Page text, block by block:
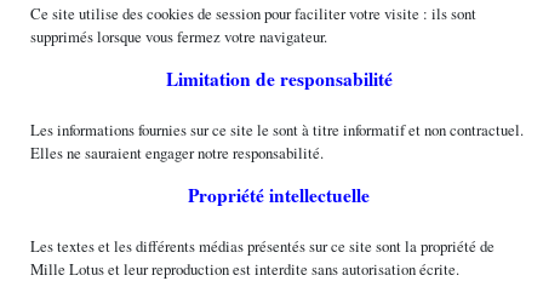
Ce site utilise des cookies de session pour faciliter votre visite : ils sont
supprimés lorsque vous fermez votre navigateur.
Limitation de responsabilité
Les informations fournies sur ce site le sont à titre informatif et non contractuel.
Elles ne sauraient engager notre responsabilité.
Propriété intellectuelle
Les textes et les différents médias présentés sur ce site sont la propriété de
Mille Lotus et leur reproduction est interdite sans autorisation écrite.